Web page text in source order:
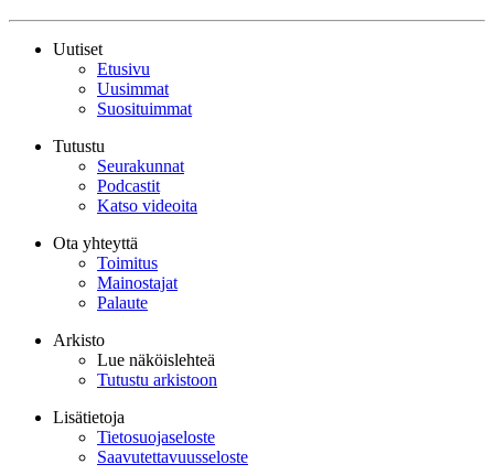
Uutiset
Etusivu
Uusimmat
Suosituimmat
Tutustu
Seurakunnat
Podcastit
Katso videoita
Ota yhteyttä
Toimitus
Mainostajat
Palaute
Arkisto
Lue näköislehteä
Tutustu arkistoon
Lisätietoja
Tietosuojaseloste
Saavutettavuusseloste